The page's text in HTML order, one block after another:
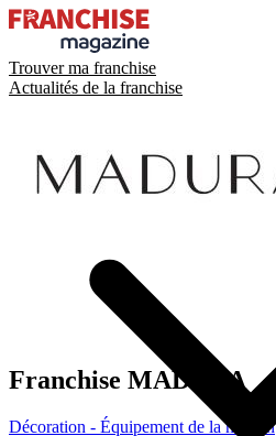
Trouver ma franchise
Actualités de la franchise
Franchise MADURA
Décoration - Équipement de la maison